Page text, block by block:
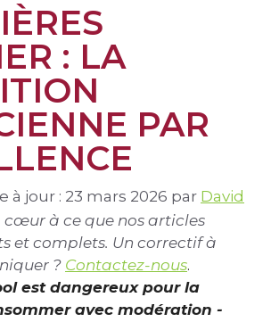
: LA
PAR
à jour : 23 mars 2026 par David
cœur à ce que nos articles
et complets. Un correctif à
? Contactez-nous.
est dangereux pour la
avec modération -